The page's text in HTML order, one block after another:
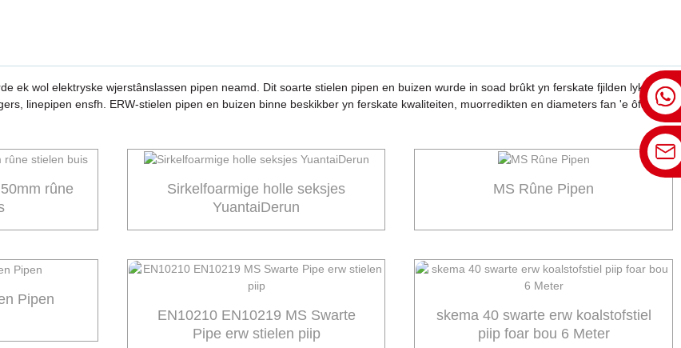
ek wol elektryske wjerstânslassen pipen neamd. Dit soarte stielen pipen en buizen wurde in soad brûkt yn ferskate fjilden lykas
linepipen ensfh. ERW-stielen pipen en buizen binne beskikber yn ferskate kwaliteiten, muorredikten en diameters fan 'e ôfmakke
rûne
Sirkelfoarmige holle seksjes
YuantaiDerun
MS Rûne Pipen
Pipen
EN10210 EN10219 MS Swarte
Pipe erw stielen piip
skema 40 swarte erw koalstofstiel
piip foar bou 6 Meter